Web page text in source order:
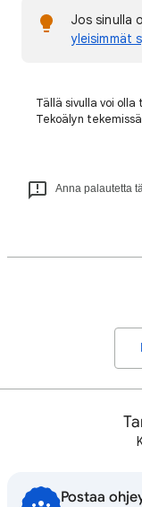
Jos sinulla
yleisimmät
Tällä sivulla voi
Tekoälyn
Anna palautetta
Postaa